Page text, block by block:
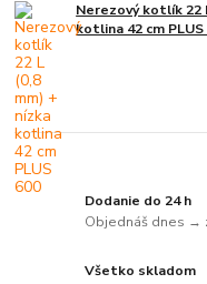
Nerezový kotlík 22
kotlina 42 cm PLUS
Dodanie do 24 h
Objednáš dnes →
Všetko skladom